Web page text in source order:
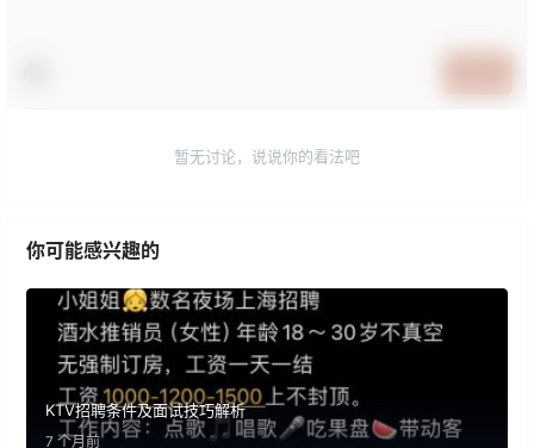
暂无讨论，说说你的看法吧
你可能感兴趣的
KTV招聘条件及面试技巧解析
7 个月前